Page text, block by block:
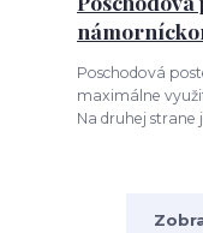
Poschodová
maximálne
Na druhej